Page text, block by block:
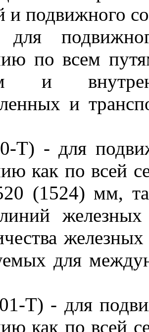
и подвижного
по всем
и
и
Т) - для
как по всей
(1524) мм,
для
Т) - для
как по всей